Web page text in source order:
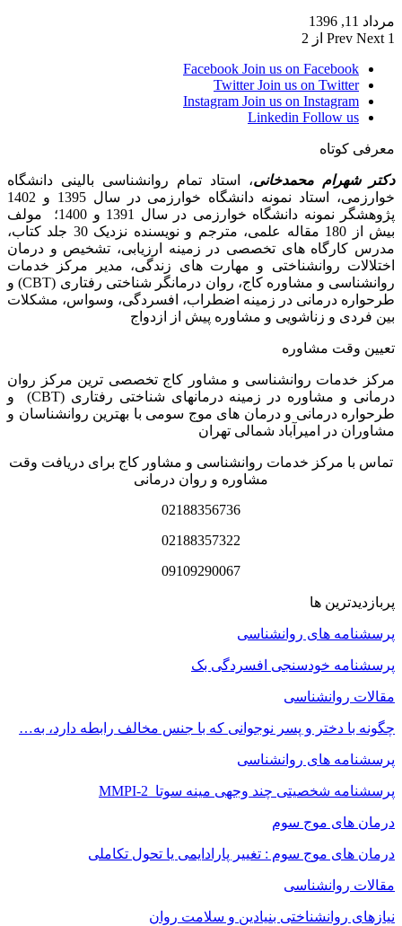
مرداد 11, 1396
Prev Next 1 از 2
Facebook Join us on Facebook
Twitter Join us on Twitter
Instagram Join us on Instagram
Linkedin Follow us
معرفی کوتاه
دکتر شهرام محمدخانی، استاد تمام روانشناسی بالینی دانشگاه
خوارزمی، استاد نمونه دانشگاه خوارزمی در سال 1395 و 1402
پژوهشگر نمونه دانشگاه خوارزمی در سال 1391 و 1400؛ مولف
بیش از 180 مقاله علمی، مترجم و نویسنده نزدیک 30 جلد کتاب،
مدرس کارگاه­ های تخصصی در زمینه ارزیابی، تشخیص و درمان
اختلالات روانشناختی و مهارت های زندگی، مدیر مرکز خدمات
روانشناسی و مشاوره کاج، روان­ درمانگر شناختی رفتاری (CBT) و
طرحواره درمانی در زمینه اضطراب، افسردگی، وسواس، مشکلات
بین فردی و زناشویی و مشاوره پیش از ازدواج
تعیین وقت مشاوره
مرکز خدمات روانشناسی و مشاور کاج تخصصی‏ ترین مرکز روان
درمانی و مشاوره در زمینه درمان‏های شناختی رفتاری (CBT) و
طرحواره درمانی و درمان های موج سومی با بهترین روانشناسان و
مشاوران در امیرآباد شمالی تهران
تماس با مرکز خدمات روانشناسی و مشاور کاج برای دریافت وقت
مشاوره و روان درمانی
02188356736
02188357322
09109290067
پربازدیدترین ها
پرسشنامه های روانشناسی
پرسشنامه خودسنجی افسردگی بک
مقالات روانشناسی
چگونه با دختر و پسر نوجوانی که با جنس مخالف رابطه دارد، به…
پرسشنامه های روانشناسی
پرسشنامه شخصیتی چند وجهی مینه سوتا MMPI-2
درمان های موج سوم
درمان های موج سوم : تغییر پارادایمی یا تحول تکاملی
مقالات روانشناسی
نیازهای روانشناختی بنیادین و سلامت روان